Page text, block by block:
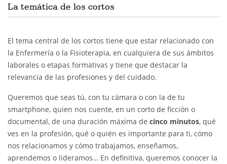
La temática de los cortos
El tema central de los cortos tiene que estar relacionado con
la Enfermería o la Fisioterapia, en cualquiera de sus ámbitos
laborales o etapas formativas y tiene que destacar la
relevancia de las profesiones y del cuidado.
Queremos que seas tú, con tu cámara o con la de tu
smartphone, quien nos cuente, en un corto de ficción o
documental, de una duración máxima de cinco minutos, qué
ves en la profesión, qué o quién es importante para ti, cómo
nos relacionamos y cómo trabajamos, enseñamos,
aprendemos o lideramos… En definitiva, queremos conocer la